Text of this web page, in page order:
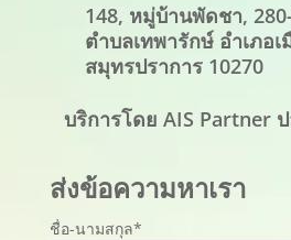
148, หมู่บ้านพัดชา,
ตำบลเทพารักษ์ อำเภอ
สมุทรปราการ 10270
บริการโดย AIS Partner
ส่งข้อความหาเรา
ชื่อ-นามสกุล*